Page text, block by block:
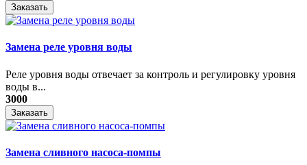
Заказать
Замена реле уровня воды
Реле уровня воды отвечает за контроль и регулировку уровня
воды в...
3000
Заказать
Замена сливного насоса-помпы